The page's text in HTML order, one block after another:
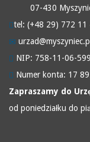
07-430
tel: (+48 29) 772 11
urzad@myszyniec.pl
NIP: 758-11-06-
Numer konta: 17
Zapraszamy do
od poniedziałku do